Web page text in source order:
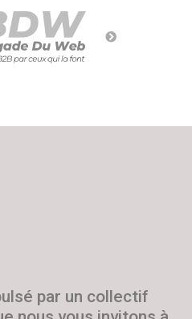
par un collectif